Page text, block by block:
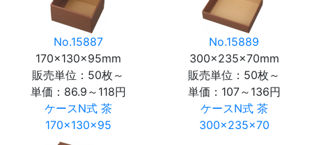
No.15887
170×130×95mm
販売単位：50枚～
単価： 86.9～118円
ケースN式 茶
170×130×95
No.15889
300×235×70mm
販売単位：50枚～
単価： 107～136円
ケースN式 茶
300×235×70